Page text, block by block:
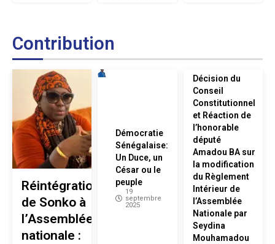
Contribution
Réintégration
de Sonko à
l’Assemblée
nationale :
Démocratie
Sénégalaise:
Un Duce, un
César ou le
peuple
19
septembre
2025
Décision du
Conseil
Constitutionnel
et Réaction de
l’honorable
député
Amadou BA sur
la modification
du Règlement
Intérieur de
l’Assemblée
Nationale par
Seydina
Mouhamadou